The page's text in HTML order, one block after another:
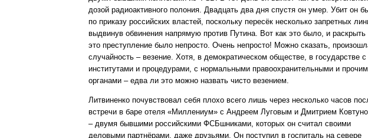
дозой радиоактивного полония. Двадцать два дня спустя он умер. Убит он
по приказу российских властей, поскольку пересёк несколько запретных
выдвинув обвинения напрямую против Путина. Вот как это было, и раскрыть
это преступление было непросто. Очень непросто! Можно сказать,
случайность – везение. Хотя, в демократическом обществе, в государстве с
институтами и процедурами, с нормальными правоохранительными и
органами – едва ли это можно назвать чисто везением.
Литвиненко почувствовал себя плохо всего лишь через несколько часов
встречи в баре отеля «Миллениум» с Андреем Луговым и Дмитрием
– двумя бывшими российскими ФСБшниками, которых он считал своими
деловыми партнёрами, даже друзьями. Он поступил в госпиталь на севере